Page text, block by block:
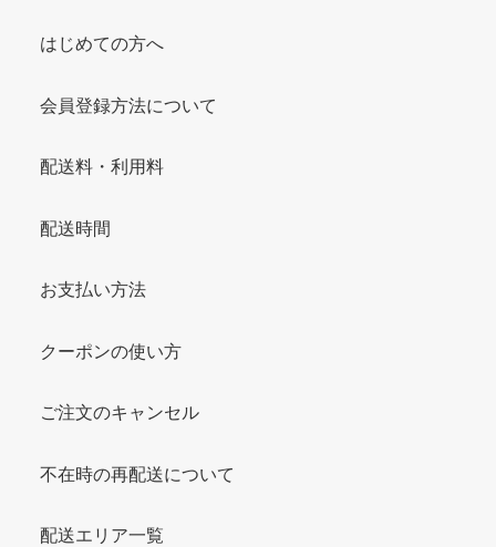
はじめての方へ
会員登録方法について
配送料・利用料
配送時間
お支払い方法
クーポンの使い方
ご注文のキャンセル
不在時の再配送について
配送エリア一覧